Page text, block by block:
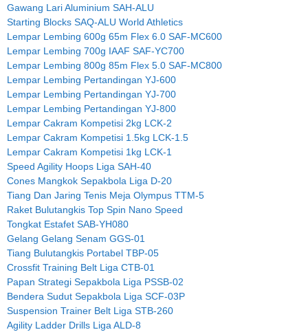
Gawang Lari Aluminium SAH-ALU
Starting Blocks SAQ-ALU World Athletics
Lempar Lembing 600g 65m Flex 6.0 SAF-MC600
Lempar Lembing 700g IAAF SAF-YC700
Lempar Lembing 800g 85m Flex 5.0 SAF-MC800
Lempar Lembing Pertandingan YJ-600
Lempar Lembing Pertandingan YJ-700
Lempar Lembing Pertandingan YJ-800
Lempar Cakram Kompetisi 2kg LCK-2
Lempar Cakram Kompetisi 1.5kg LCK-1.5
Lempar Cakram Kompetisi 1kg LCK-1
Speed Agility Hoops Liga SAH-40
Cones Mangkok Sepakbola Liga D-20
Tiang Dan Jaring Tenis Meja Olympus TTM-5
Raket Bulutangkis Top Spin Nano Speed
Tongkat Estafet SAB-YH080
Gelang Gelang Senam GGS-01
Tiang Bulutangkis Portabel TBP-05
Crossfit Training Belt Liga CTB-01
Papan Strategi Sepakbola Liga PSSB-02
Bendera Sudut Sepakbola Liga SCF-03P
Suspension Trainer Belt Liga STB-260
Agility Ladder Drills Liga ALD-8